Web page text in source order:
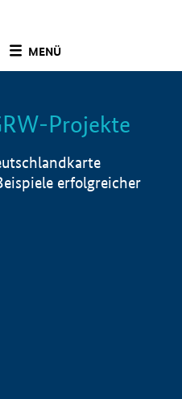
MENÜ
Info
Projekte
erfolgreicher